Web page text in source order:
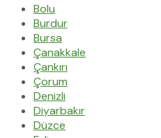
Bolu
Burdur
Bursa
Çanakkale
Çankırı
Çorum
Denizli
Diyarbakır
Düzce